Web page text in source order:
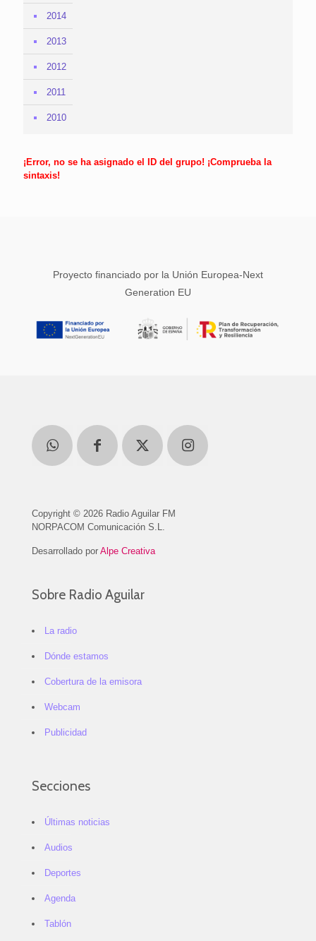
2014
2013
2012
2011
2010
¡Error, no se ha asignado el ID del grupo! ¡Comprueba la
sintaxis!
Proyecto financiado por la Unión Europea-Next
Generation EU
Copyright © 2026 Radio Aguilar FM
NORPACOM Comunicación S.L.
Desarrollado por Alpe Creativa
Sobre Radio Aguilar
La radio
Dónde estamos
Cobertura de la emisora
Webcam
Publicidad
Secciones
Últimas noticias
Audios
Deportes
Agenda
Tablón